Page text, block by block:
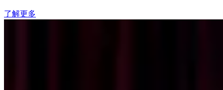
了解更多